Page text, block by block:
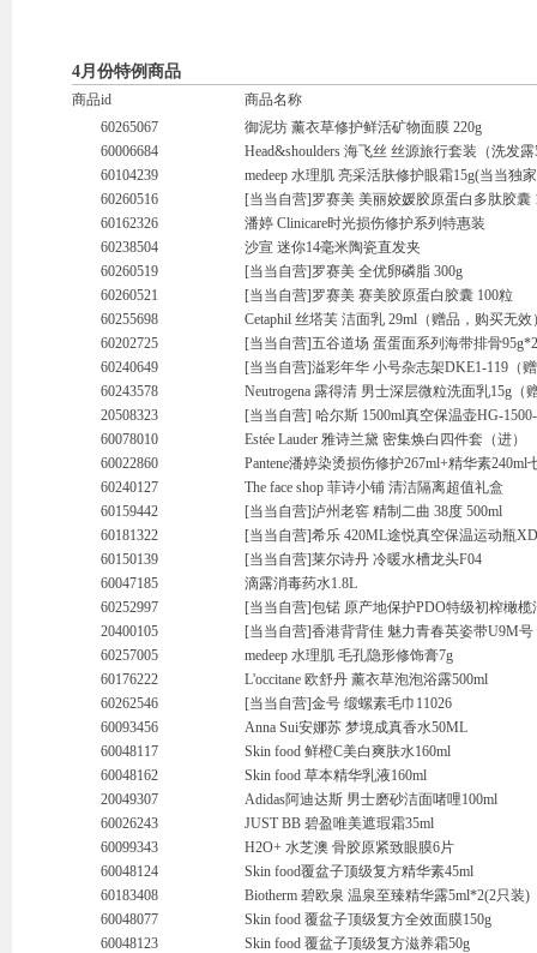
4月份特例商品
商品id
商品名称
60265067
御泥坊 薰衣草修护鲜活矿物面膜 220g
60006684
Head&shoulders 海飞丝 丝源旅行套装（洗发
60104239
medeep 水理肌 亮采活肤修护眼霜15g(当当独
60260516
[当当自营]罗赛美 美丽姣媛胶原蛋白多肽胶囊
60162326
潘婷 Clinicare时光损伤修护系列特惠装
60238504
沙宣 迷你14毫米陶瓷直发夹
60260519
[当当自营]罗赛美 全优卵磷脂 300g
60260521
[当当自营]罗赛美 赛美胶原蛋白胶囊 100粒
60255698
Cetaphil 丝塔芙 洁面乳 29ml（赠品，购买无效
60202725
[当当自营]五谷道场 蛋蛋面系列海带排骨
60240649
[当当自营]溢彩年华 小号杂志架DKE1-119（
60243578
Neutrogena 露得清 男士深层微粒洗面乳15g（
20508323
[当当自营] 哈尔斯 1500ml真空保温壶HG-
60078010
Estée Lauder 雅诗兰黛 密集焕白四件套（进）
60022860
Pantene潘婷染烫损伤修护267ml+精华素240ml
60240127
The face shop 菲诗小铺 清洁隔离超值礼盒
60159442
[当当自营]泸州老窖 精制二曲 38度 500ml
60181322
[当当自营]希乐 420ML途悦真空保温运动瓶
60150139
[当当自营]莱尔诗丹 冷暖水槽龙头F04
60047185
滴露消毒药水1.8L
60252997
[当当自营]包锘 原产地保护PDO特级初榨橄榄
20400105
[当当自营]香港背背佳 魅力青春英姿带U9M号
60257005
medeep 水理肌 毛孔隐形修饰膏7g
60176222
L'occitane 欧舒丹 薰衣草泡泡浴露500ml
60262546
[当当自营]金号 缎螺素毛巾11026
60093456
Anna Sui安娜苏 梦境成真香水50ML
60048117
Skin food 鲜橙C美白爽肤水160ml
60048162
Skin food 草本精华乳液160ml
20049307
Adidas阿迪达斯 男士磨砂洁面啫哩100ml
60026243
JUST BB 碧盈唯美遮瑕霜35ml
60099343
H2O+ 水芝澳 骨胶原紧致眼膜6片
60048124
Skin food覆盆子顶级复方精华素45ml
60183408
Biotherm 碧欧泉 温泉至臻精华露5ml*2(2只装)
60048077
Skin food 覆盆子顶级复方全效面膜150g
60048123
Skin food 覆盆子顶级复方滋养霜50g